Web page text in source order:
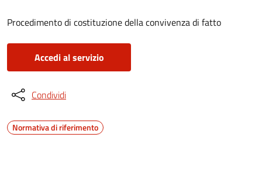
Procedimento di costituzione della convivenza di fatto
Accedi al servizio
Condividi
Normativa di riferimento